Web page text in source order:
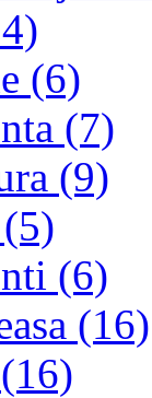
(6)
(7)
(9)
(6)
(16)